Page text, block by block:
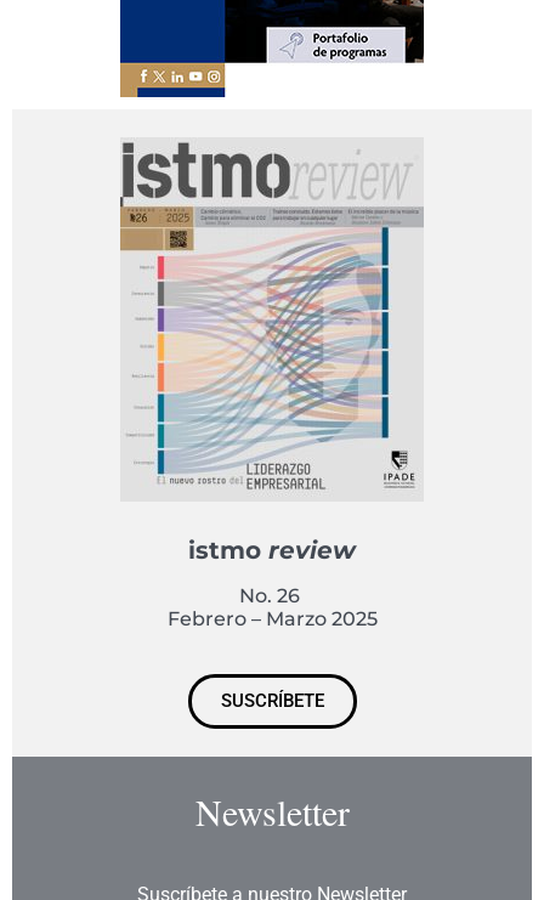
istmo review
No. 26
Febrero – Marzo 2025
SUSCRÍBETE
Newsletter
Suscríbete a nuestro Newsletter